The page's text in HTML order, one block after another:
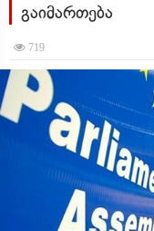
გაიმართება
719